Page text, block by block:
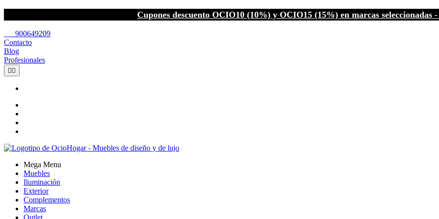
Cupones descuento OCIO10 (10%) y OCIO15 (15%) en marcas seleccionadas
900649209
Contacto
Blog
Profesionales
 
Mega Menu
Muebles
Iluminación
Exterior
Complementos
Marcas
Outlet